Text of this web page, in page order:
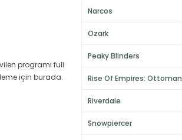
programı full
için burada.
Narcos
Ozark
Peaky Blinders
Rise Of Empires: Ottoman
Riverdale
Snowpiercer